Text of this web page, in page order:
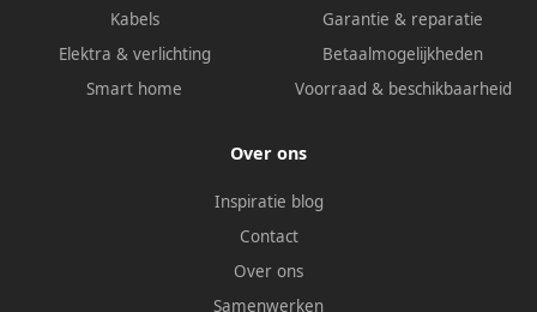
Kabels
Elektra & verlichting
Smart home
Garantie & reparatie
Betaalmogelijkheden
Voorraad & beschikbaarheid
Over ons
Inspiratie blog
Contact
Over ons
Samenwerken